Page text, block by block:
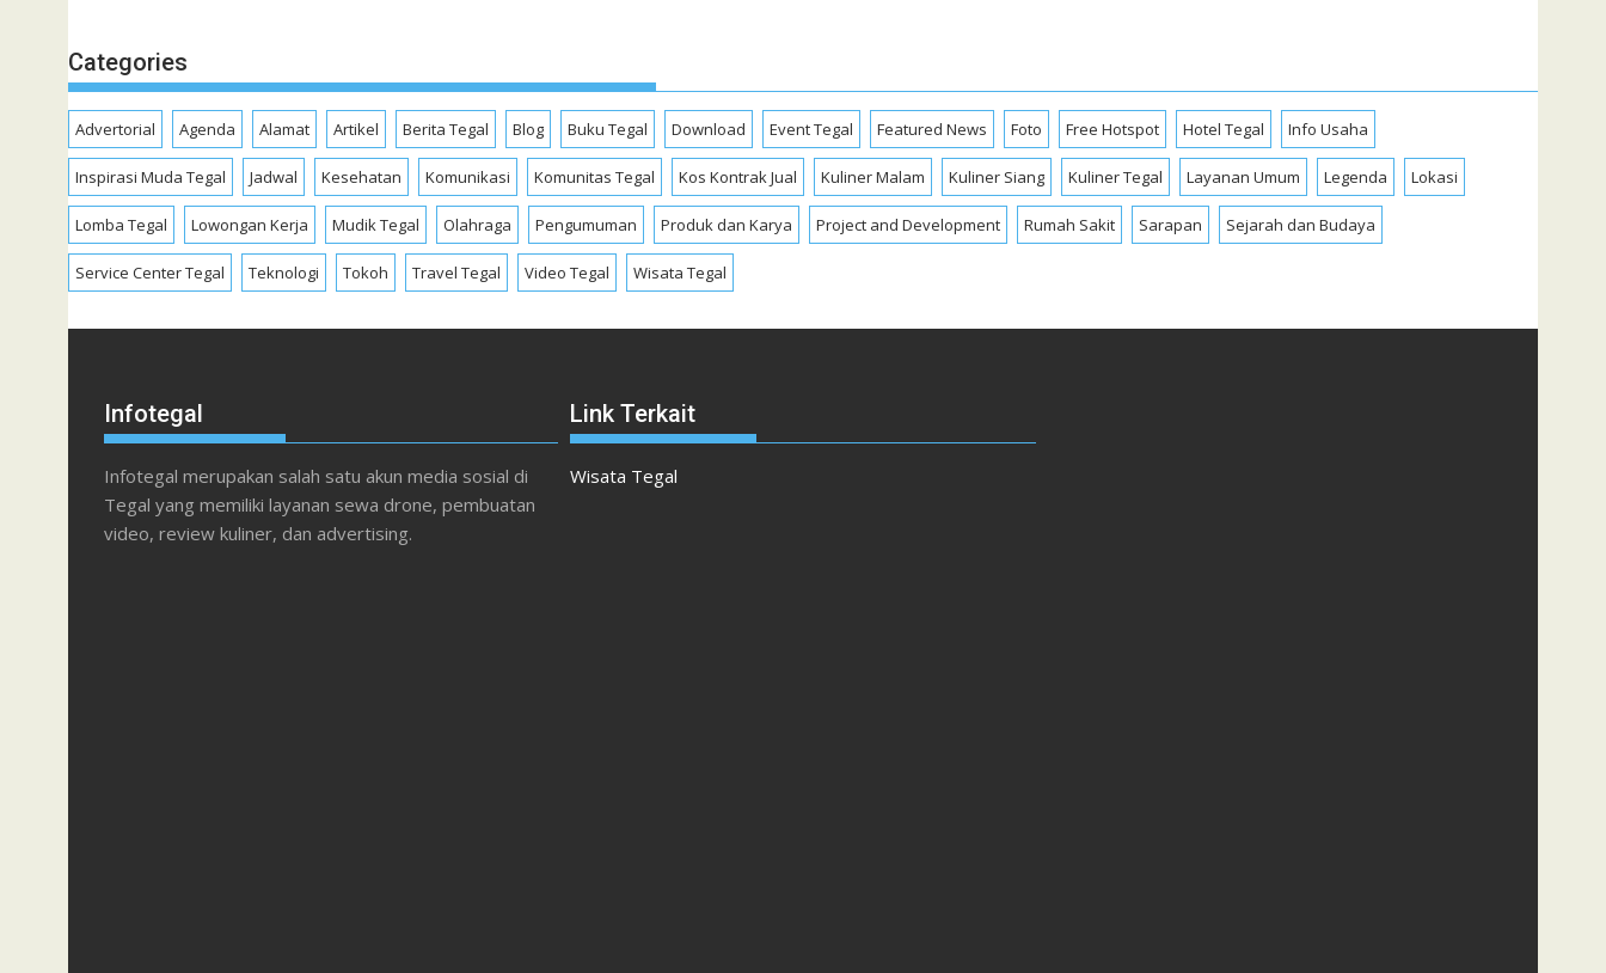
Categories
Advertorial Agenda Alamat Artikel Berita Tegal Blog Buku Tegal Download Event Tegal Featured News Foto Free Hotspot Hotel Tegal Info Usaha
Inspirasi Muda Tegal Jadwal Kesehatan Komunikasi Komunitas Tegal Kos Kontrak Jual Kuliner Malam Kuliner Siang Kuliner Tegal Layanan Umum Legenda Lokasi
Lomba Tegal Lowongan Kerja Mudik Tegal Olahraga Pengumuman Produk dan Karya Project and Development Rumah Sakit Sarapan Sejarah dan Budaya
Service Center Tegal Teknologi Tokoh Travel Tegal Video Tegal Wisata Tegal
Infotegal
Infotegal merupakan salah satu akun media sosial di
Tegal yang memiliki layanan sewa drone, pembuatan
video, review kuliner, dan advertising.
Link Terkait
Wisata Tegal